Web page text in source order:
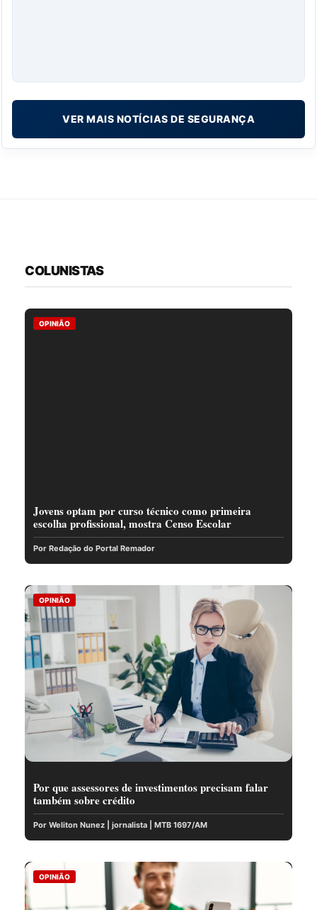
VER MAIS NOTÍCIAS DE SEGURANÇA
COLUNISTAS
OPINIÃO
Jovens optam por curso técnico como primeira
escolha profissional, mostra Censo Escolar
Por Redação do Portal Remador
OPINIÃO
Por que assessores de investimentos precisam falar
também sobre crédito
Por Weliton Nunez | jornalista | MTB 1697/AM
OPINIÃO